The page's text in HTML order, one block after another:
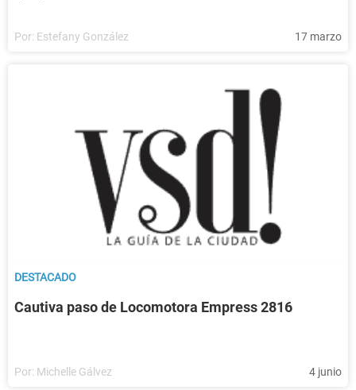
Por: Estefany González 17 marzo
DESTACADO
Cautiva paso de Locomotora Empress 2816
Por: Michelle Gálvez 4 junio